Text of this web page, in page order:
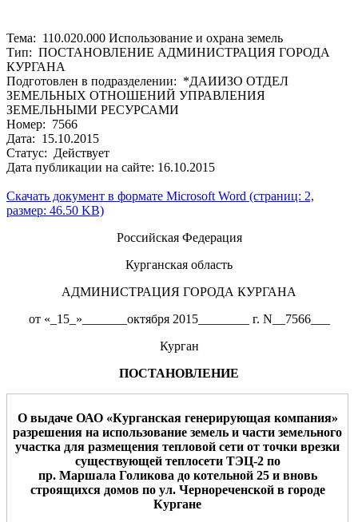
Тема: 110.020.000 Использование и охрана земель
Тип: ПОСТАНОВЛЕНИЕ АДМИНИСТРАЦИЯ ГОРОДА
КУРГАНА
Подготовлен в подразделении: *ДАИИЗО ОТДЕЛ
ЗЕМЕЛЬНЫХ ОТНОШЕНИЙ УПРАВЛЕНИЯ
ЗЕМЕЛЬНЫМИ РЕСУРСАМИ
Номер: 7566
Дата: 15.10.2015
Статус: Действует
Дата публикации на сайте: 16.10.2015
Скачать документ в формате Microsoft Word (страниц: 2,
размер: 46.50 KB)
Российская Федерация
Курганская область
АДМИНИСТРАЦИЯ ГОРОДА КУРГАНА
от «_15_»_______октября 2015________ г. N__7566___
Курган
ПОСТАНОВЛЕНИЕ
О выдаче ОАО «Курганская генерирующая компания»
разрешения на использование земель и части земельного
участка для размещения тепловой сети от точки врезки
существующей теплосети ТЭЦ-2 по
пр.Маршала Голикова до котельной 25 и вновь
строящихся домов по ул. Чернореченскойвгороде
Кургане